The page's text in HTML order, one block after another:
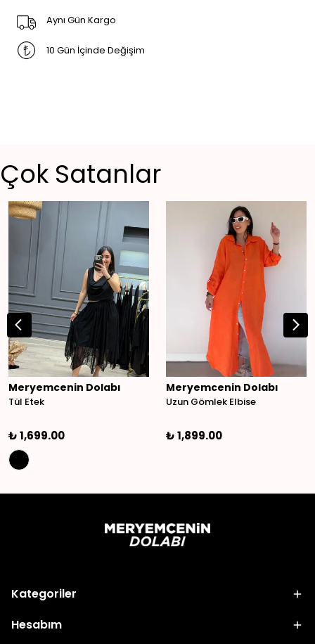
Aynı Gün Kargo
10 Gün İçinde Değişim
Çok Satanlar
Meryemcenin Dolabı
Tül Etek
₺ 1,699.00
Meryemcenin Dolabı
Uzun Gömlek Elbise
₺ 1,899.00
Kategoriler
Hesabım